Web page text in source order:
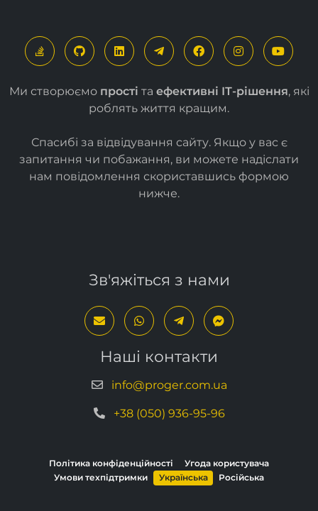
Ми створюємо прості та ефективні ІТ-рішення, які
роблять життя кращим.
Спасибі за відвідування сайту. Якщо у вас є
запитання чи побажання, ви можете надіслати
нам повідомлення скориставшись формою
нижче.
Зв'яжіться з нами
Наші контакти
info@proger.com.ua
+38 (050) 936-95-96
Політика конфіденційності
Угода користувача
Умови техпідтримки
Українська Російська